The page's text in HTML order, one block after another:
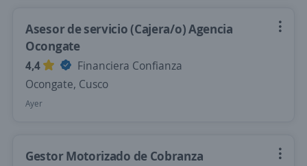
Asesor de servicio (Cajera/o) Agencia
Ocongate
4,4
Financiera Confianza
Ocongate, Cusco
Ayer
Gestor Motorizado de Cobranza